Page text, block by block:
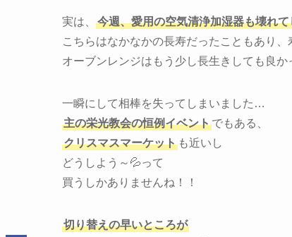
実は、
今週、愛用の空気清浄加湿器も壊れ
こちらはなかなかの長寿だったこともあり
オーブンレンジはもう少し長生きしても良
一瞬にして相棒を失ってしまいました…
主の栄光教会の恒例イベントでもある、
クリスマスマーケット も近いし
どうしよう～💦って
買うしかありませんね！！
切り替えの早いところが